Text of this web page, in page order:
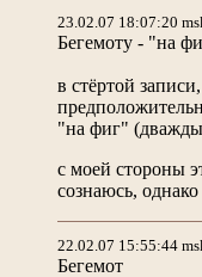
23.02.07 18:07:20
Бегемоту - "на
в стёртой
"на фиг"
с моей стороны
сознаюсь,
22.02.07 15:55:44
Бегемот